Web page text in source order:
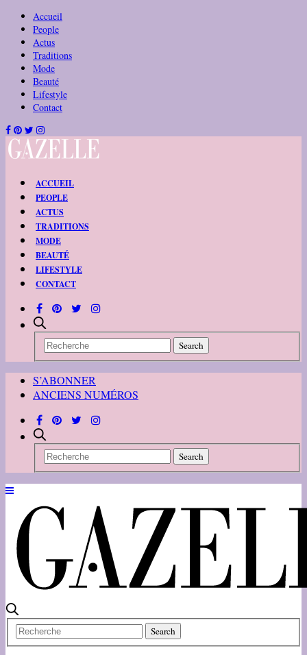
Accueil
People
Actus
Traditions
Mode
Beauté
Lifestyle
Contact
ACCUEIL
PEOPLE
ACTUS
TRADITIONS
MODE
BEAUTÉ
LIFESTYLE
CONTACT
S’ABONNER
ANCIENS NUMÉROS